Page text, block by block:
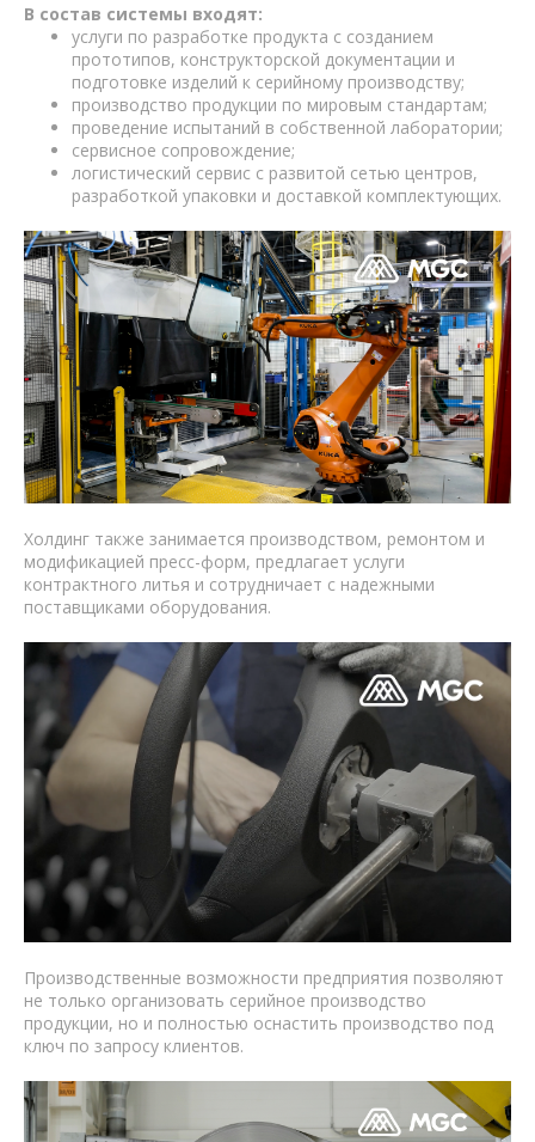
В состав системы входят:
услуги по разработке продукта с созданием
прототипов, конструкторской документации и
подготовке изделий к серийному производству;
производство продукции по мировым стандартам;
проведение испытаний в собственной лаборатории;
сервисное сопровождение;
логистический сервис с развитой сетью центров,
разработкой упаковки и доставкой комплектующих.
Холдинг также занимается производством, ремонтом и
модификацией пресс-форм, предлагает услуги
контрактного литья и сотрудничает с надежными
поставщиками оборудования.
Производственные возможности предприятия позволяют
не только организовать серийное производство
продукции, но и полностью оснастить производство под
ключ по запросу клиентов.